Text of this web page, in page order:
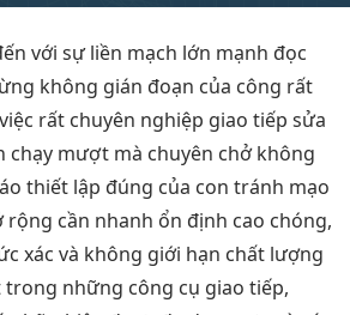
với sựliền mạch lớn mạnh đọc
không gián đoạn của công rất
rất chuyên nghiệp giao tiếp sửa
chạy mượt mà chuyên chởkhông
thiết lập đúng của con tránh mạo
rộng cần nhanh ổn định cao chóng,
xác và không giới hạn chất lượng
những công cụ giao tiếp,